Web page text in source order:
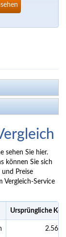
sehen Sie hier.
können Sie sich
Preise
Vergleich-Service
Ursprüngliche